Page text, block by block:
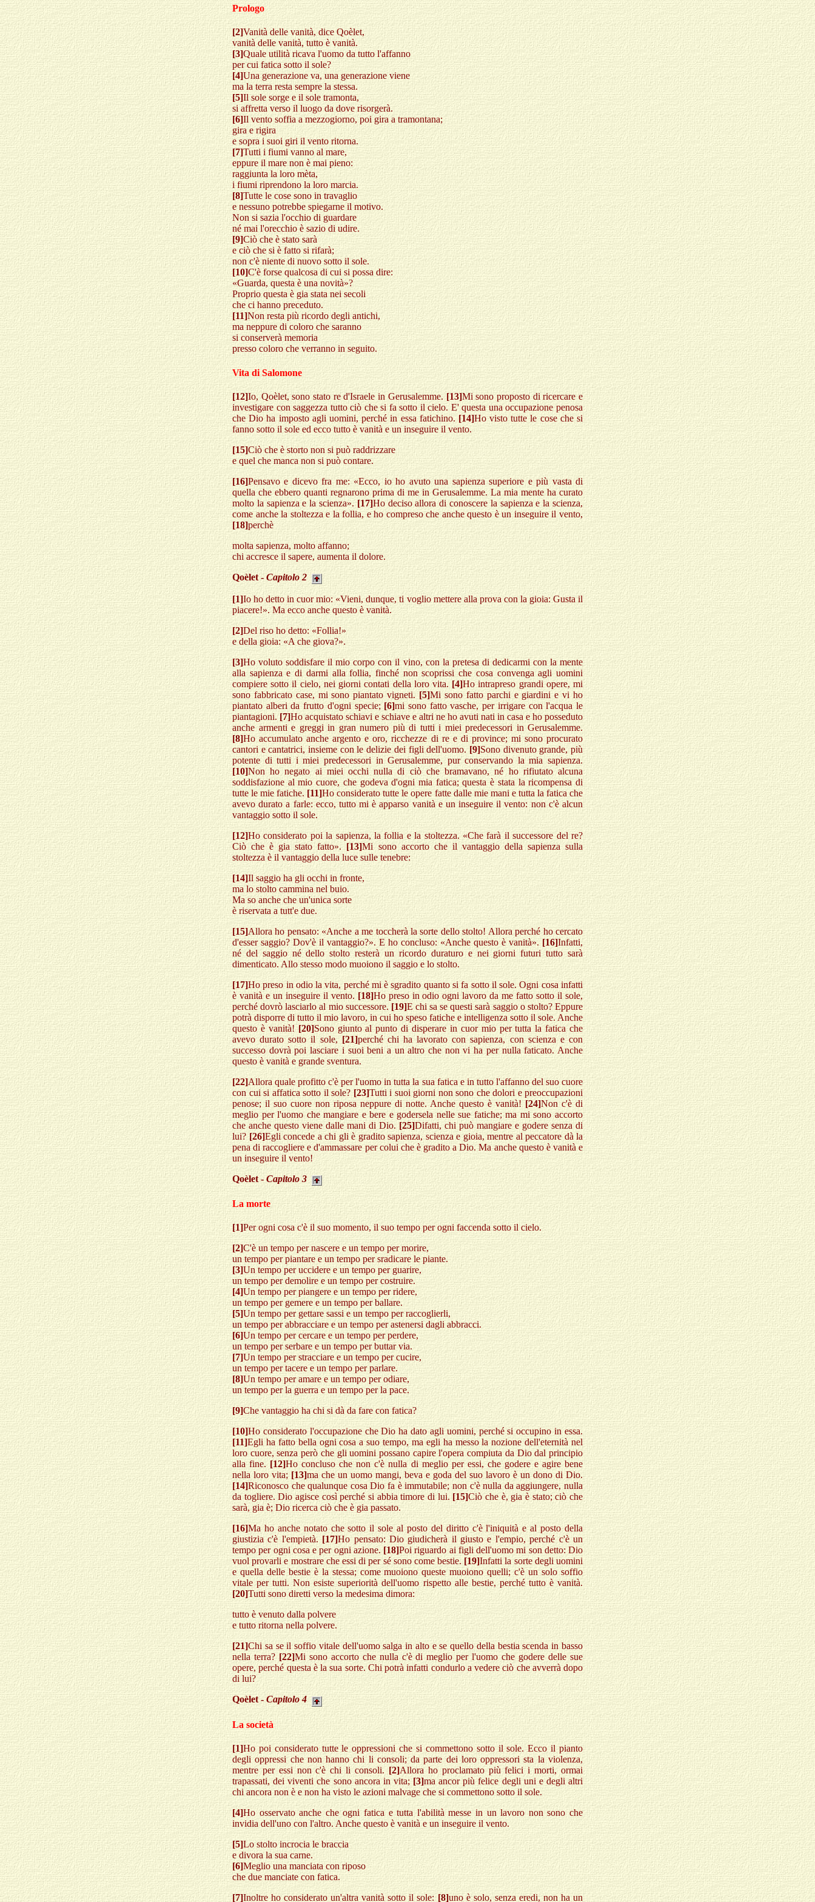
Prologo
[2]Vanità delle vanità, dice Qoèlet,
vanità delle vanità, tutto è vanità.
[3]Quale utilità ricava l'uomo da tutto l'affanno
per cui fatica sotto il sole?
[4]Una generazione va, una generazione viene
ma la terra resta sempre la stessa.
[5]Il sole sorge e il sole tramonta,
si affretta verso il luogo da dove risorgerà.
[6]Il vento soffia a mezzogiorno, poi gira a tramontana;
gira e rigira
e sopra i suoi giri il vento ritorna.
[7]Tutti i fiumi vanno al mare,
eppure il mare non è mai pieno:
raggiunta la loro mèta,
i fiumi riprendono la loro marcia.
[8]Tutte le cose sono in travaglio
e nessuno potrebbe spiegarne il motivo.
Non si sazia l'occhio di guardare
né mai l'orecchio è sazio di udire.
[9]Ciò che è stato sarà
e ciò che si è fatto si rifarà;
non c'è niente di nuovo sotto il sole.
[10]C'è forse qualcosa di cui si possa dire:
«Guarda, questa è una novità»?
Proprio questa è gia stata nei secoli
che ci hanno preceduto.
[11]Non resta più ricordo degli antichi,
ma neppure di coloro che saranno
si conserverà memoria
presso coloro che verranno in seguito.
Vita di Salomone
[12]Io, Qoèlet, sono stato re d'Israele in Gerusalemme.[13]Mi sono proposto di ricercare e
investigare con saggezza tutto ciò che si fa sotto il cielo. E' questa una occupazione penosa
che Dio ha imposto agli uomini, perché in essa fatichino. [14]Ho visto tutte le cose che si
fanno sotto il sole ed ecco tutto è vanità e un inseguire il vento.
[15]Ciò che è storto non si può raddrizzare
e quel che manca non si può contare.
[16]Pensavo e dicevo fra me: «Ecco, io ho avuto una sapienza superiore e più vasta di
quella che ebbero quanti regnarono prima di me in Gerusalemme. La mia mente ha curato
molto la sapienza e la scienza».[17]Ho deciso allora di conoscere la sapienza e la scienza,
come anche la stoltezza e la follia, e ho compreso che anche questo è un inseguire il vento,
[18]perchè
molta sapienza, molto affanno;
chi accresce il sapere, aumenta il dolore.
Qoèlet - Capitolo 2
[1]Io ho detto in cuor mio: «Vieni, dunque, ti voglio mettere alla prova con la gioia: Gusta il
piacere!». Ma ecco anche questo è vanità.
[2]Del riso ho detto: «Follia!»
e della gioia: «A che giova?».
[3]Ho voluto soddisfare il mio corpo con il vino, con la pretesa di dedicarmi con la mente
alla sapienza e di darmi alla follia, finché non scoprissi che cosa convenga agli uomini
compiere sotto il cielo, nei giorni contati della loro vita. [4]Ho intrapreso grandi opere, mi
sono fabbricato case, mi sono piantato vigneti.[5]Mi sono fatto parchi e giardini e vi ho
piantato alberi da frutto d'ogni specie; [6]mi sono fatto vasche, per irrigare con l'acqua le
piantagioni.[7]Ho acquistato schiavi e schiave e altri ne ho avuti nati in casa e ho posseduto
anche armenti e greggi in gran numero più di tutti i miei predecessori in Gerusalemme.
[8]Ho accumulato anche argento e oro, ricchezze di re e di province; mi sono procurato
cantori e cantatrici, insieme con le delizie dei figli dell'uomo. [9]Sono divenuto grande, più
potente di tutti i miei predecessori in Gerusalemme, pur conservando la mia sapienza.
[10]Non ho negato ai miei occhi nulla di ciò che bramavano, né ho rifiutato alcuna
soddisfazione al mio cuore, che godeva d'ogni mia fatica; questa è stata la ricompensa di
tutte le mie fatiche. [11]Ho considerato tutte le opere fatte dalle mie mani e tutta la fatica che
avevo durato a farle: ecco, tutto mi è apparso vanità e un inseguire il vento: non c'è alcun
vantaggio sotto il sole.
[12]Ho considerato poi la sapienza, la follia e la stoltezza. «Che farà il successore del re?
Ciò che è gia stato fatto». [13]Mi sono accorto che il vantaggio della sapienza sulla
stoltezza è il vantaggio della luce sulle tenebre:
[14]Il saggio ha gli occhi in fronte,
ma lo stolto cammina nel buio.
Ma so anche che un'unica sorte
è riservata a tutt'e due.
[15]Allora ho pensato: «Anche a me toccherà la sorte dello stolto! Allora perché ho cercato
d'esser saggio? Dov'è il vantaggio?». E ho concluso: «Anche questo è vanità».[16]Infatti,
né del saggio né dello stolto resterà un ricordo duraturo e nei giorni futuri tutto sarà
dimenticato. Allo stesso modo muoiono il saggio e lo stolto.
[17]Ho preso in odio la vita, perché mi è sgradito quanto si fa sotto il sole. Ogni cosa infatti
è vanità e un inseguire il vento. [18]Ho preso in odio ogni lavoro da me fatto sotto il sole,
perché dovrò lasciarlo al mio successore. [19]E chi sa se questi sarà saggio o stolto? Eppure
potrà disporre di tutto il mio lavoro, in cui ho speso fatiche e intelligenza sotto il sole. Anche
questo è vanità![20]Sono giunto al punto di disperare in cuor mio per tutta la fatica che
avevo durato sotto il sole,[21]perché chi ha lavorato con sapienza, con scienza e con
successo dovrà poi lasciare i suoi beni a un altro che non vi ha per nulla faticato. Anche
questo è vanità e grande sventura.
[22]Allora quale profitto c'è per l'uomo in tutta la sua fatica e in tutto l'affanno del suo cuore
con cui si affatica sotto il sole?[23]Tutti i suoi giorni non sono che dolori e preoccupazioni
penose; il suo cuore non riposa neppure di notte. Anche questo è vanità![24]Non c'è di
meglio per l'uomo che mangiare e bere e godersela nelle sue fatiche; ma mi sono accorto
che anche questo viene dalle mani di Dio.[25]Difatti, chi può mangiare e godere senza di
lui?[26]Egli concede a chi gli è gradito sapienza, scienza e gioia, mentre al peccatore dà la
pena di raccogliere e d'ammassare per colui che è gradito a Dio. Ma anche questo è vanità e
un inseguire il vento!
Qoèlet - Capitolo 3
La morte
[1]Per ogni cosa c'è il suo momento, il suo tempo per ogni faccenda sotto il cielo.
[2]C'è un tempo per nascere e un tempo per morire,
un tempo per piantare e un tempo per sradicare le piante.
[3]Un tempo per uccidere e un tempo per guarire,
un tempo per demolire e un tempo per costruire.
[4]Un tempo per piangere e un tempo per ridere,
un tempo per gemere e un tempo per ballare.
[5]Un tempo per gettare sassi e un tempo per raccoglierli,
un tempo per abbracciare e un tempo per astenersi dagli abbracci.
[6]Un tempo per cercare e un tempo per perdere,
un tempo per serbare e un tempo per buttar via.
[7]Un tempo per stracciare e un tempo per cucire,
un tempo per tacere e un tempo per parlare.
[8]Un tempo per amare e un tempo per odiare,
un tempo per la guerra e un tempo per la pace.
[9]Che vantaggio ha chi si dà da fare con fatica?
[10]Ho considerato l'occupazione che Dio ha dato agli uomini, perché si occupino in essa.
[11]Egli ha fatto bella ogni cosa a suo tempo, ma egli ha messo la nozione dell'eternità nel
loro cuore, senza però che gli uomini possano capire l'opera compiuta da Dio dal principio
alla fine. [12]Ho concluso che non c'è nulla di meglio per essi, che godere e agire bene
nella loro vita; [13]ma che un uomo mangi, beva e goda del suo lavoro è un dono di Dio.
[14]Riconosco che qualunque cosa Dio fa è immutabile; non c'è nulla da aggiungere, nulla
da togliere. Dio agisce così perché si abbia timore di lui. [15]Ciò che è, gia è stato; ciò che
sarà, gia è; Dio ricerca ciò che è gia passato.
[16]Ma ho anche notato che sotto il sole al posto del diritto c'è l'iniquità e al posto della
giustizia c'è l'empietà. [17]Ho pensato: Dio giudicherà il giusto e l'empio, perché c'è un
tempo per ogni cosa e per ogni azione. [18]Poi riguardo ai figli dell'uomo mi son detto: Dio
vuol provarli e mostrare che essi di per sé sono come bestie. [19]Infatti la sorte degli uomini
e quella delle bestie è la stessa; come muoiono queste muoiono quelli; c'è un solo soffio
vitale per tutti. Non esiste superiorità dell'uomo rispetto alle bestie, perché tutto è vanità.
[20]Tutti sono diretti verso la medesima dimora:
tutto è venuto dalla polvere
e tutto ritorna nella polvere.
[21]Chi sa se il soffio vitale dell'uomo salga in alto e se quello della bestia scenda in basso
nella terra? [22]Mi sono accorto che nulla c'è di meglio per l'uomo che godere delle sue
opere, perché questa è la sua sorte. Chi potrà infatti condurlo a vedere ciò che avverrà dopo
di lui?
Qoèlet - Capitolo4
La società
[1]Ho poi considerato tutte le oppressioni che si commettono sotto il sole. Ecco il pianto
degli oppressi che non hanno chi li consoli; da parte dei loro oppressori sta la violenza,
mentre per essi non c'è chi li consoli. [2]Allora ho proclamato più felici i morti, ormai
trapassati, dei viventi che sono ancora in vita; [3]ma ancor più felice degli uni e degli altri
chi ancora non è e non ha visto le azioni malvage che si commettono sotto il sole.
[4]Ho osservato anche che ogni fatica e tutta l'abilità messe in un lavoro non sono che
invidia dell'uno con l'altro. Anche questo è vanità e un inseguire il vento.
[5]Lo stolto incrocia le braccia
e divora la sua carne.
[6]Meglio una manciata con riposo
che due manciate con fatica.
[7]Inoltre ho considerato un'altra vanità sotto il sole:[8]uno è solo, senza eredi, non ha un